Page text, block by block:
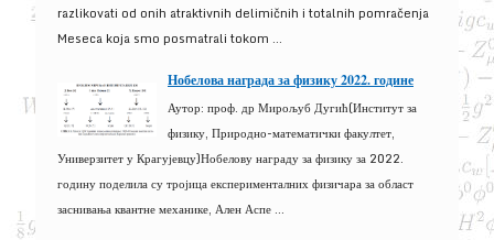
razlikovati od onih atraktivnih delimičnih i totalnih pomračenja
Meseca koja smo posmatrali tokom ...
Нобелова награда за физику 2022. године
Аутор: проф. др Мирољуб Дугић(Институт за
физику, Природно-математички факултет,
Универзитет у Крагујевцу)Нобелову награду за физику за 2022.
годину поделила су тројица експерименталних физичара за област
заснивања квантне механике, Ален Аспе ...